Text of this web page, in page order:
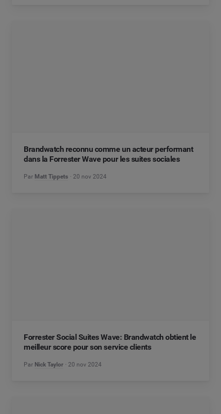
Brandwatch reconnu comme un acteur performant
dans la Forrester Wave pour les suites sociales
Par Matt Tippets 20 nov 2024
Forrester Social Suites Wave: Brandwatch obtient le
meilleur score pour son service clients
Par Nick Taylor 20 nov 2024